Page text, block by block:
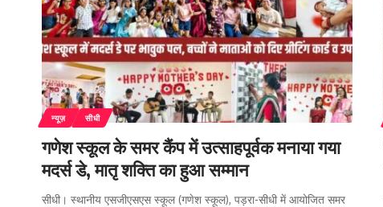
न्यूज़ सीधी
गणेश स्कूल के समर कैंप में उत्साहपूर्वक मनाया गया
मदर्स डे, मातृ शक्ति का हुआ सम्मान
सीधी। स्थानीय एसजीएसएस स्कूल (गणेश स्कूल), पड़रा-सीधी में आयोजित समर